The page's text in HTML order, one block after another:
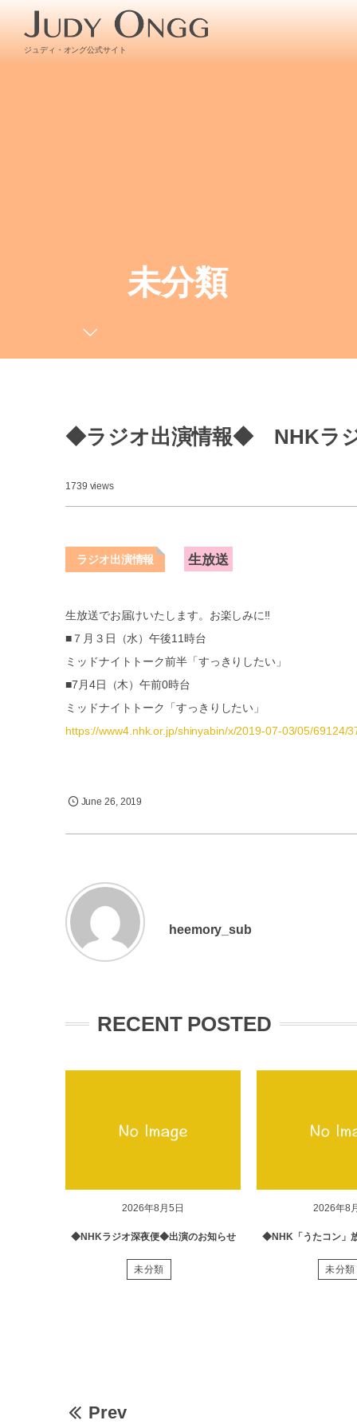
ジュディ・オング公式サイト
未分類
◆ラジオ出演情報◆ NHKラジ
1739 views
ラジオ出演情報 生放送
生放送でお届けいたします。お楽しみに‼
■７月３日（水）午後11時台
ミッドナイトトーク前半「すっきりしたい」
■7月4日（木）午前0時台
ミッドナイトトーク「すっきりしたい」
https://www4.nhk.or.jp/shinyabin/x/2019-07-03/05/69124/
June 26, 2019
heemory_sub
RECENT POSTED
2026年8月5日
◆NHKラジオ深夜便◆出演のお知らせ
未分類
2026年8
◆NHK「うたコン」
未分類
Prev